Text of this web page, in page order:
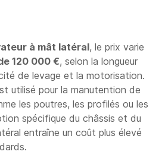
à mât latéral, le prix varie
120 000 €, selon la longueur
de levage et la motorisation.
utilisé pour la manutention de
les poutres, les profilés ou les
spécifique du châssis et du
entraîne un coût plus élevé